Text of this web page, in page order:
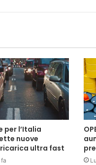
per l’Italia
nuove
ultra fast